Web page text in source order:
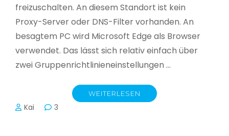
freizuschalten. An diesem Standort ist kein
Proxy-Server oder DNS-Filter vorhanden. An
besagtem PC wird Microsoft Edge als Browser
verwendet. Das lässt sich relativ einfach über
zwei Gruppenrichtlinieneinstellungen …
WEITERLESEN
Kai 3